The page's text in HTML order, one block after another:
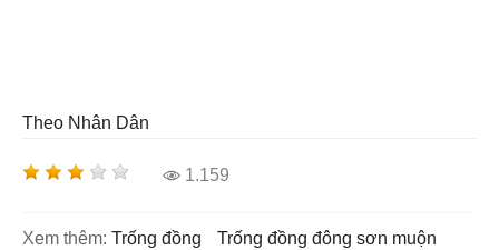
Theo Nhân Dân
1.159
Xem thêm: trống đồng
trống đồng đông sơn muộn